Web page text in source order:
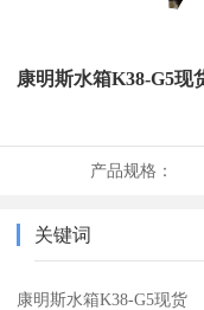
康明斯水箱K38-G5现
产品规格：
关键词
康明斯水箱K38-G5现货